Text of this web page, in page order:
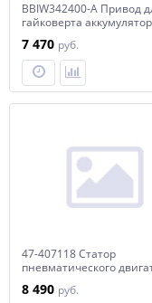
BBIW342400-A Привод
гайковерта
7 470 руб.
47-407118 Статор
пневматического
OMP11339/OMP11339L
8 490 руб.